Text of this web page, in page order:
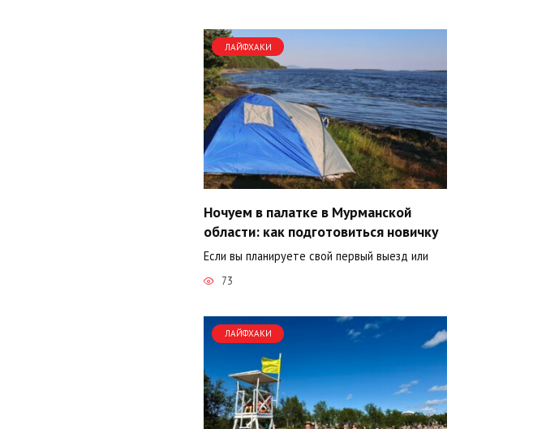
ЛАЙФХАКИ
Ночуем в палатке в Мурманской
области: как подготовиться новичку
Если вы планируете свой первый выезд или
73
ЛАЙФХАКИ